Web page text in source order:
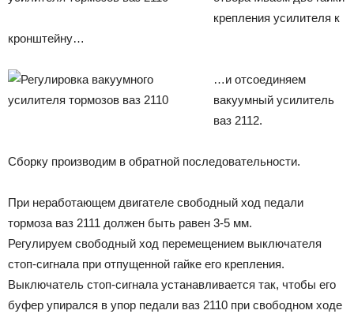
крепления усилителя к
кронштейну…
…и отсоединяем
вакуумный усилитель
ваз 2112.
Сборку производим в обратной последовательности.
При неработающем двигателе свободный ход педали
тормоза ваз 2111 должен быть равен 3-5 мм.
Регулируем свободный ход перемещением выключателя
стоп-сигнала при отпущенной гайке его крепления.
Выключатель стоп-сигнала устанавливается так, чтобы его
буфер упирался в упор педали ваз 2110 при свободном ходе